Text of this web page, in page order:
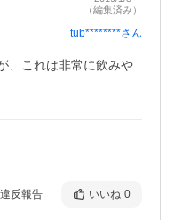
（編集済み）
tub********さん
、これは非常に飲みや
違反報告 いいね 0